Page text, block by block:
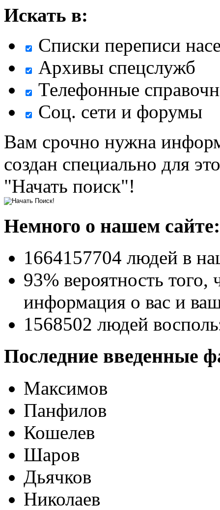
Искать в:
Списки переписи
Архивы спецслужб
Телефонные
Соц. сети и форумы
Вам срочно нужна
создан специально для
"Начать поиск"!
Немного о нашем сайте:
1664157704 людей в
93% вероятность того,
информация о вас и
1568502 людей
Последние введенные
Максимов
Панфилов
Кошелев
Шаров
Дьячков
Николаев